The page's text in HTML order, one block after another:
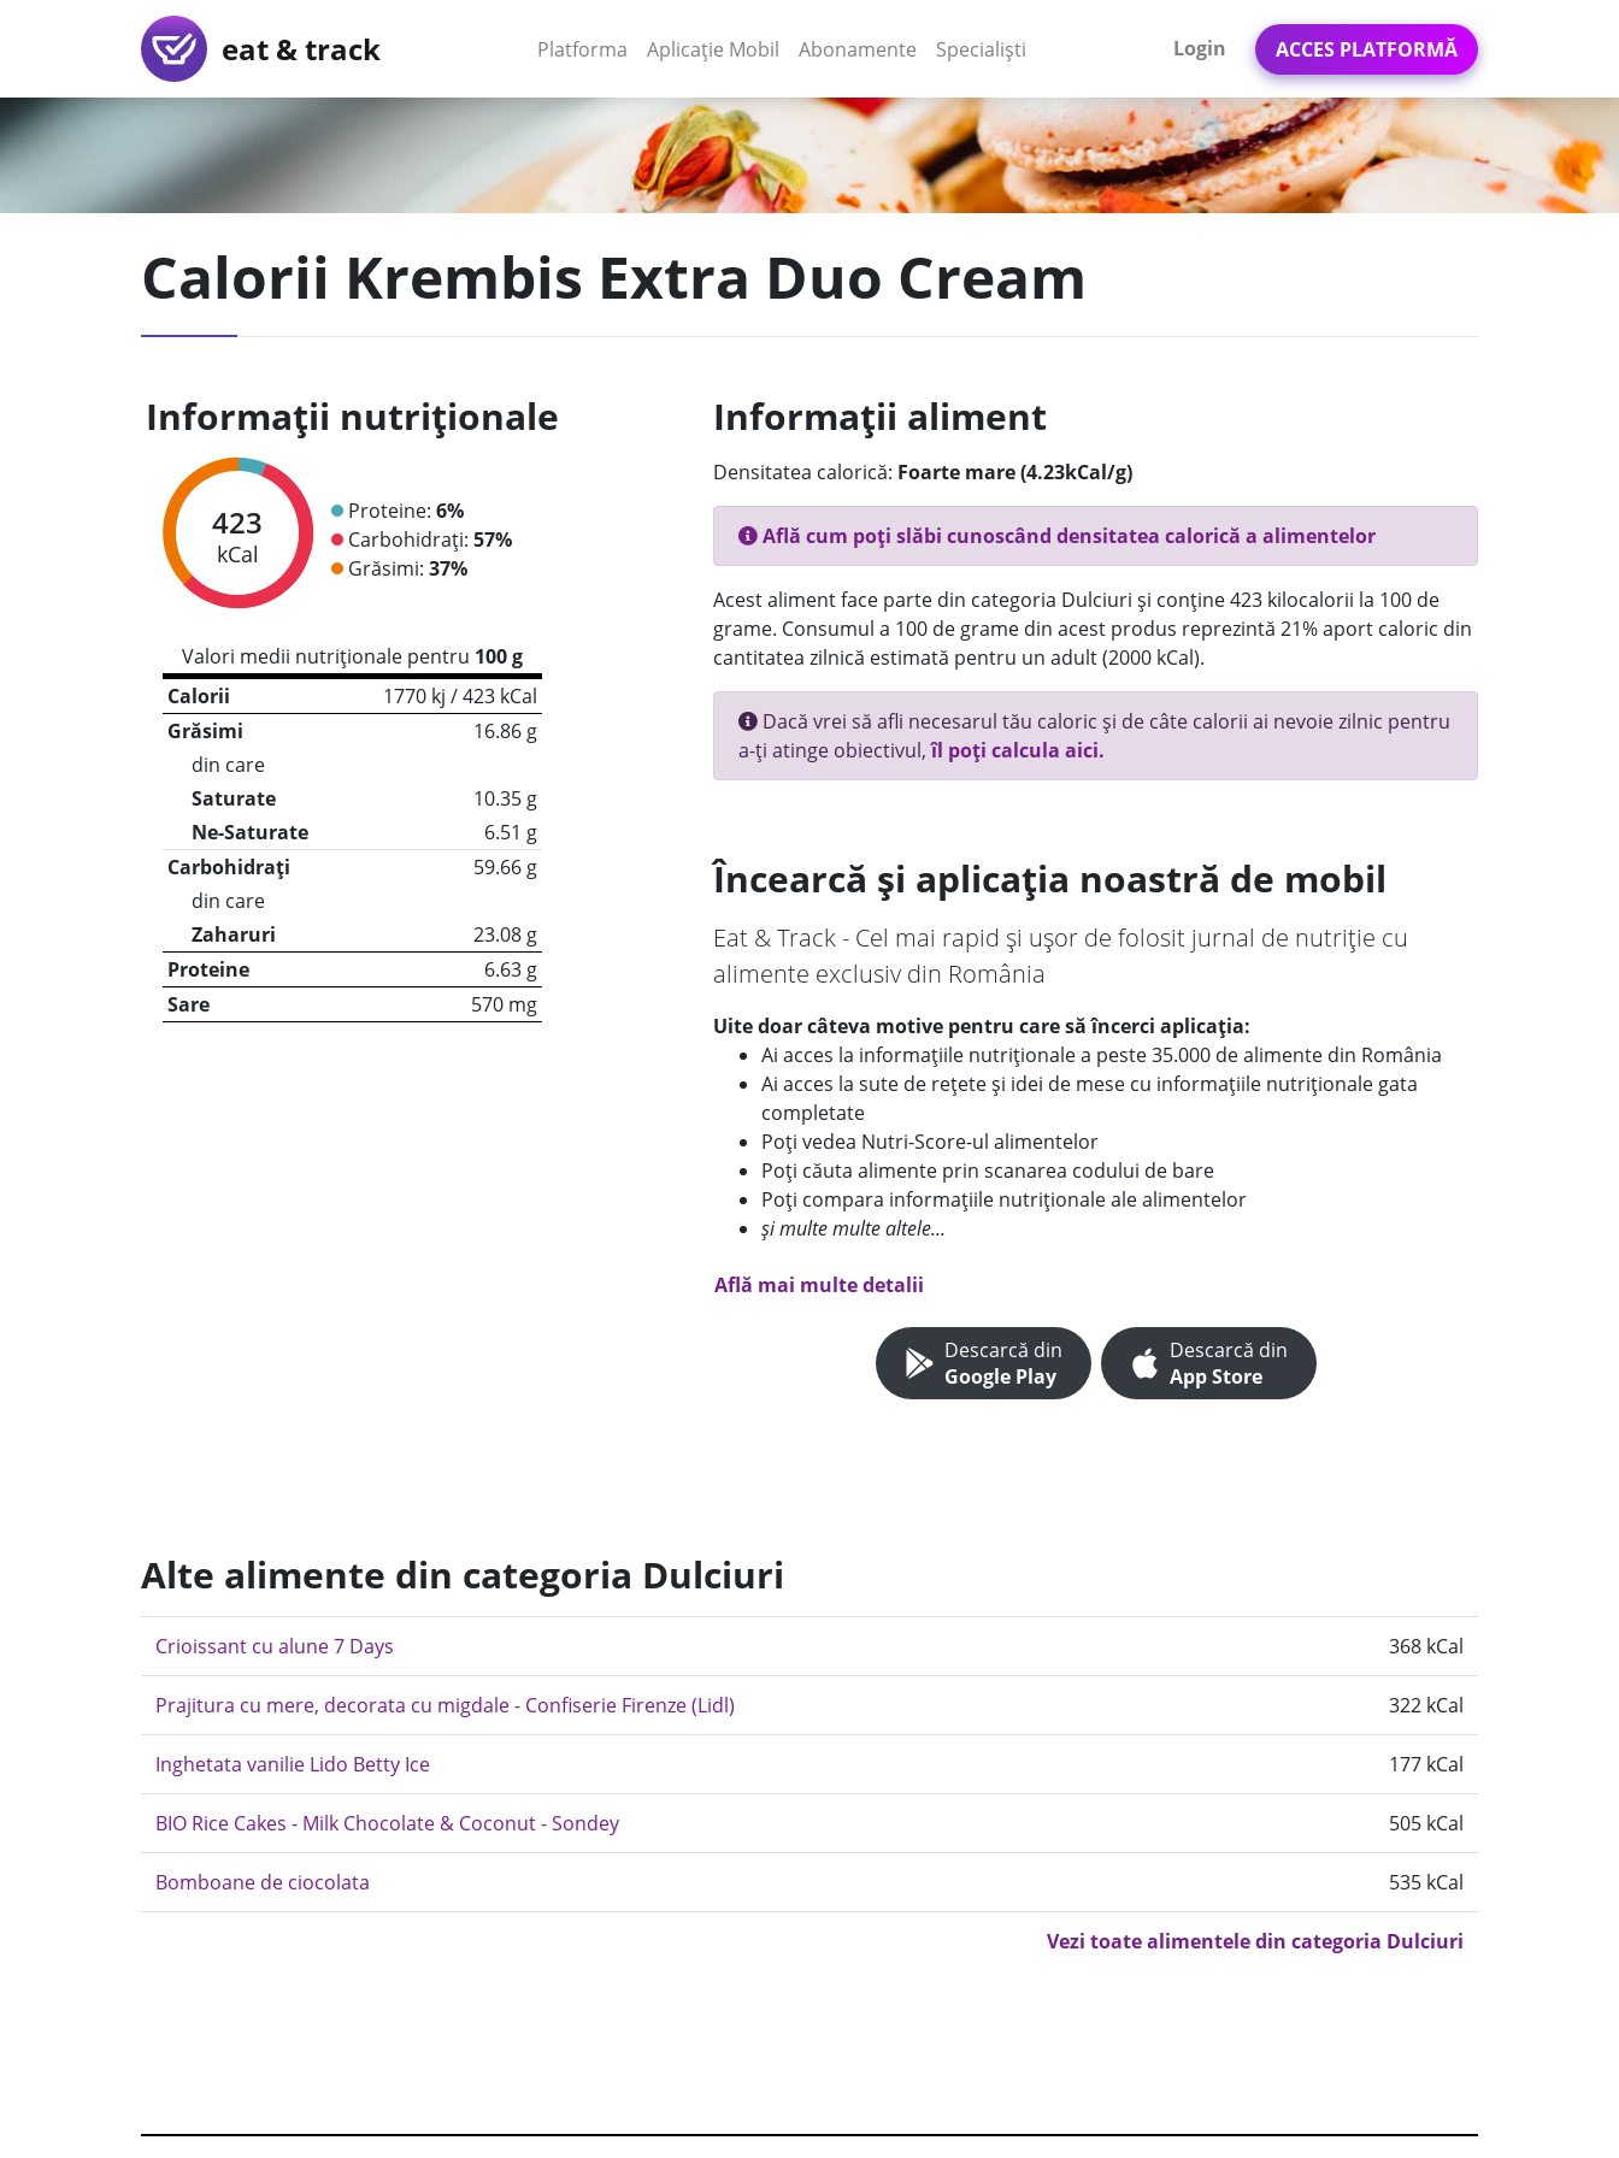
eat & track Platforma (current)
Aplicație Mobil (current)
Abonamente Specialiști Login ACCES PLATFORMĂ
Calorii Krembis Extra Duo Cream
Informații nutriționale
423
kCal
Proteine: 6%
Carbohidrați: 57%
Grăsimi: 37%
Valori medii nutriționale pentru 100 g
Calorii
1770 kj / 423 kCal
Grăsimi
16.86 g
din care
Saturate
10.35 g
Ne-Saturate
6.51 g
Carbohidrați
59.66 g
din care
Zaharuri
23.08 g
Proteine
6.63 g
Sare
570 mg
Informații aliment
Densitatea calorică: Foarte mare (4.23kCal/g)
Află cum poți slăbi cunoscând densitatea calorică a alimentelor
Acest aliment face parte din categoria Dulciuri și conține 423 kilocalorii la 100 de
grame. Consumul a 100 de grame din acest produs reprezintă 21% aport caloric din
cantitatea zilnică estimată pentru un adult (2000 kCal).
Dacă vrei să afli necesarul tău caloric și de câte calorii ai nevoie zilnic pentru
a-ți atinge obiectivul,îl poți calcula aici.
Încearcă și aplicația noastră de mobil
Eat & Track - Cel mai rapid și ușor de folosit jurnal de nutriție cu
alimente exclusiv din România
Uite doar câteva motive pentru care să încerci aplicația:
Ai acces la informațiile nutriționale a peste 35.000 de alimente din România
Ai acces la sute de rețete și idei de mese cu informațiile nutriționale gata
completate
Poți vedea Nutri-Score-ul alimentelor
Poți căuta alimente prin scanarea codului de bare
Poți compara informațiile nutriționale ale alimentelor
și multe multe altele...
Află mai multe detalii
Descarcă din
Google Play
Descarcă din
App Store
Alte alimente din categoria Dulciuri
Crioissant cu alune 7 Days 368 kCal
Prajitura cu mere, decorata cu migdale - Confiserie Firenze (Lidl) 322 kCal
Inghetata vanilie Lido Betty Ice 177 kCal
BIO Rice Cakes - Milk Chocolate & Coconut - Sondey 505 kCal
Bomboane de ciocolata 535 kCal
Vezi toate alimentele din categoria Dulciuri